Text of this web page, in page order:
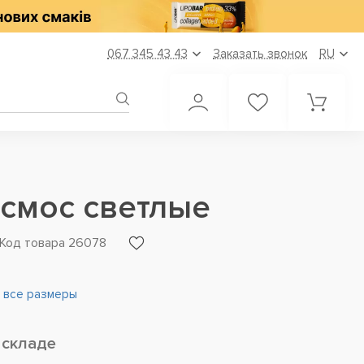
067 345 43 43 Заказать звонок RU
светлые
Код товара 26078
размеры